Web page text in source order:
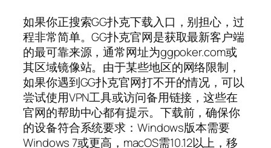
如果你正搜索GG扑克下载入口，别担心，过
程非常简单。GG扑克官网是获取最新客户端
的最可靠来源，通常网址为ggpoker.com或
其区域镜像站。由于某些地区的网络限制，
如果你遇到GG扑克官网打不开的情况，可以
尝试使用VPN工具或访问备用链接，这些在
官网的帮助中心都有提示。下载前，确保你
的设备符合系统要求：Windows版本需要
Windows 7或更高，macOS需10.12以上，移